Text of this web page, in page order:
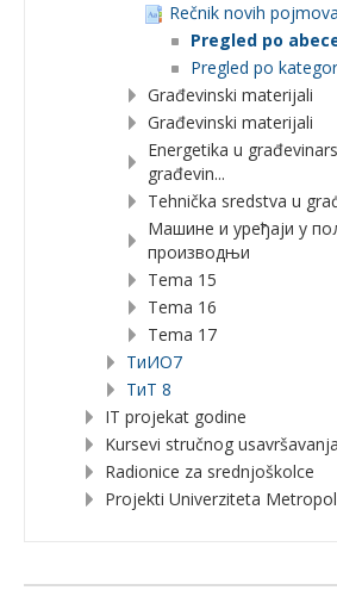
Rečnik novih pojmova
Pregled po
Pregled po
Građevinski materijali
Građevinski materijali
Energetika u
građevin...
Tehnička sredstva u
Машине и уређаји у
производњи
Tema 15
Tema 16
Tema 17
TиИО7
ТиТ 8
IT projekat godine
Kursevi stručnog
Radionice za srednjoškolce
Projekti Univerziteta